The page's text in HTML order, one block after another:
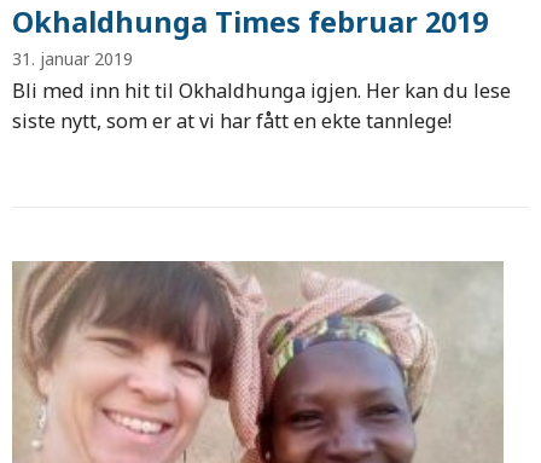
Okhaldhunga Times februar 2019
31. januar 2019
Bli med inn hit til Okhaldhunga igjen. Her kan du lese
siste nytt, som er at vi har fått en ekte tannlege!